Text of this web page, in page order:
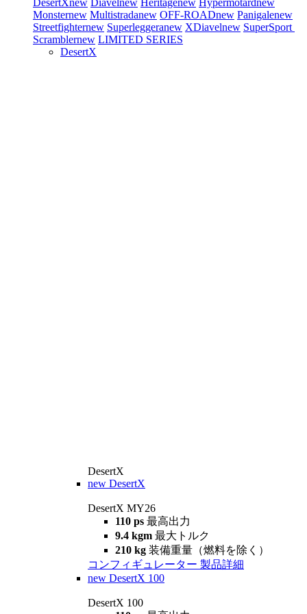
DesertXnew Diavelnew Heritagenew Hypermotardnew
Monsternew Multistradanew OFF-ROADnew Panigalenew
Streetfighternew Superleggeranew XDiavelnew SuperSport
Scramblernew LIMITED SERIES
DesertX
DesertX
new DesertX
DesertX MY26
110 ps 最高出力
9.4 kgm 最大トルク
210 kg 装備重量（燃料を除く）
コンフィギュレーター 製品詳細
new DesertX 100
DesertX 100